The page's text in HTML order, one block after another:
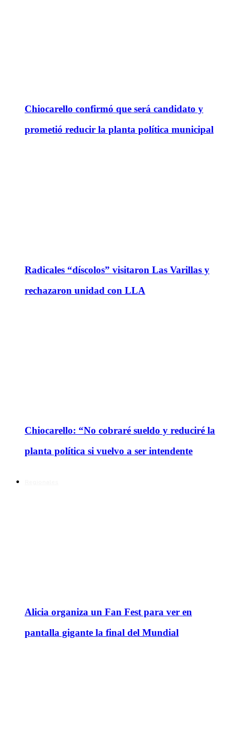
Chiocarello confirmó que será candidato y
prometió reducir la planta política municipal
Radicales “díscolos” visitaron Las Varillas y
rechazaron unidad con LLA
Chiocarello: “No cobraré sueldo y reduciré la
planta política si vuelvo a ser intendente
Alicia organiza un Fan Fest para ver en
pantalla gigante la final del Mundial